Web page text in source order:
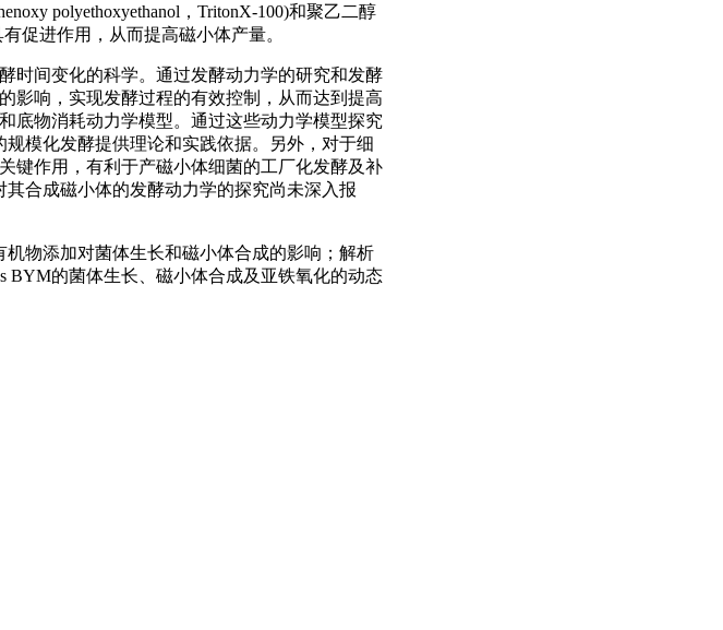
polyethoxyethanol，TritonX-100)和聚乙二醇
促进作用，从而提高磁小体产量。
时间变化的科学。通过发酵动力学的研究和发酵
影响，实现发酵过程的有效控制，从而达到提高
底物消耗动力学模型。通过这些动力学模型探究
模化发酵提供理论和实践依据。另外，对于细
键作用，有利于产磁小体细菌的工厂化发酵及补
合成磁小体的发酵动力学的探究尚未深入报
物添加对菌体生长和磁小体合成的影响；解析
BYM的菌体生长、磁小体合成及亚铁氧化的动态